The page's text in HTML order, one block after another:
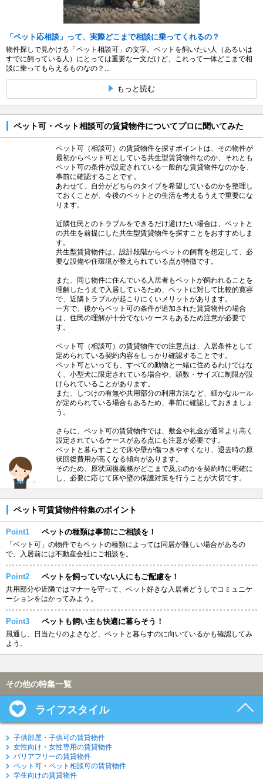
「ペット応相談」って、実際どこまで相談に乗ってくれるの？
物件探しで見かける「ペット相談可」の文字。ペットを飼いたい人（あるいは
すでに飼っている人）にとっては重要な一文だけど、これって一体どこまで相
談に乗ってもらえるものなの？...
もっと読む
ペット可・ペット相談可の賃貸物件についてプロに聞いてみた
ペット可（相談可）の賃貸物件を探すポイントは、その物件が
最初からペット可としている共生型賃貸物件なのか、それとも
ペット可の条件が設定されている一般的な賃貸物件なのかを、
事前に確認することです。
あわせて、自分がどちらのタイプを希望しているのかを整理し
ておくことが、今後のペットとの生活を考えるうえで重要にな
ります。
近隣住民とのトラブルをできるだけ避けたい場合は、ペットと
の共生を前提にした共生型賃貸物件を探すことをおすすめしま
す。
共生型賃貸物件は、設計段階からペットの飼育を想定して、必
要な設備や住環境が整えられている点が特徴です。
また、同じ物件に住んでいる入居者もペットが飼われることを
理解したうえで入居しているため、ペットに対して比較的寛容
で、近隣トラブルが起こりにくいメリットがあります。
一方で、後からペット可の条件が追加された賃貸物件の場合
は、住民の理解が十分でないケースもあるため注意が必要で
す。
ペット可（相談可）の賃貸物件での注意点は、入居条件として
定められている契約内容をしっかり確認することです。
ペット可といっても、すべての動物と一緒に住めるわけではな
く、小型犬に限定されている場合や、頭数・サイズに制限が設
けられていることがあります。
また、しつけの有無や共用部分の利用方法など、細かなルール
が定められている場合もあるため、事前に確認しておきましょ
う。
さらに、ペット可の賃貸物件では、敷金や礼金が通常より高く
設定されているケースがある点にも注意が必要です。
ペットと暮らすことで床や壁が傷つきやすくなり、退去時の原
状回復費用が高くなる傾向があります。
そのため、原状回復義務がどこまで及ぶのかを契約時に明確に
し、必要に応じて床や壁の保護対策を行うことが大切です。
ペット可賃貸物件特集のポイント
Point1 ペットの種類は事前にご相談を！
「ペット可」の物件でもペットの種類によっては同居が難しい場合があるの
で、入居前には不動産会社にご相談を。
Point2 ペットを飼っていない人にもご配慮を！
共用部分や近隣ではマナーを守って、ペット好きな入居者どうしでコミュニケ
ーションをはかってみよう。
Point3 ペットも飼い主も快適に暮らそう！
風通し、日当たりのよさなど、ペットと暮らすのに向いているかも確認してみ
よう。
その他の特集一覧
ライフスタイル
子供部屋・子供可の賃貸物件
女性向け・女性専用の賃貸物件
バリアフリーの賃貸物件
ペット可・ペット相談可の賃貸物件
学生向けの賃貸物件